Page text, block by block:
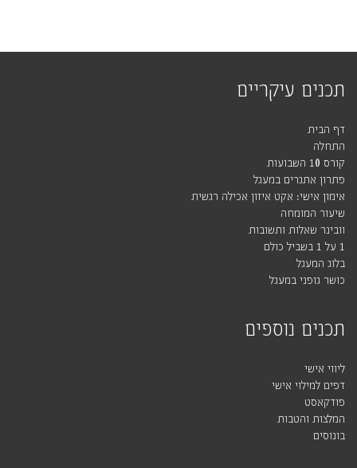
תכנים עיקריים
דף הבית
התחלה
קורס 10 השבועות
פתרון אתגרים במעגל
אימון אישי: אקט איזון אכילה רגשית
שיעור המומחה
וובינר שאלות ותשובות
1 על 1 בשביל כולם
בלוג המעגל
כושר גופני במעגל
תכנים נוספים
ליווי אישי
דפים למילוי אישי
פודקאסט
המלצות והטבות
בונוסים